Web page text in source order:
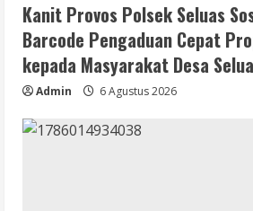
Kanit Provos Polsek Seluas
Barcode Pengaduan Cepat
kepada Masyarakat Desa
Admin 6 Agustus 2026